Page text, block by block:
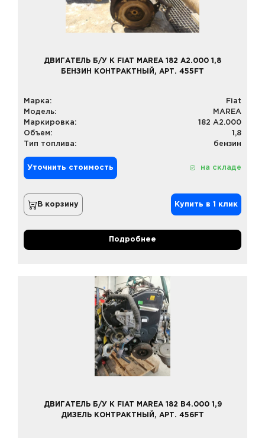
ДВИГАТЕЛЬ Б/У К FIAT MAREA 182 A2.000 1,8
БЕНЗИН КОНТРАКТНЫЙ, АРТ. 455FT
Марка:
Fiat
Модель:
MAREA
Маркировка:
182 A2.000
Объем:
1,8
Тип топлива:
бензин
Уточнить стоимость на складе
В корзину Купить в 1 клик
Подробнее
ДВИГАТЕЛЬ Б/У К FIAT MAREA 182 B4.000 1,9
ДИЗЕЛЬ КОНТРАКТНЫЙ, АРТ. 456FT